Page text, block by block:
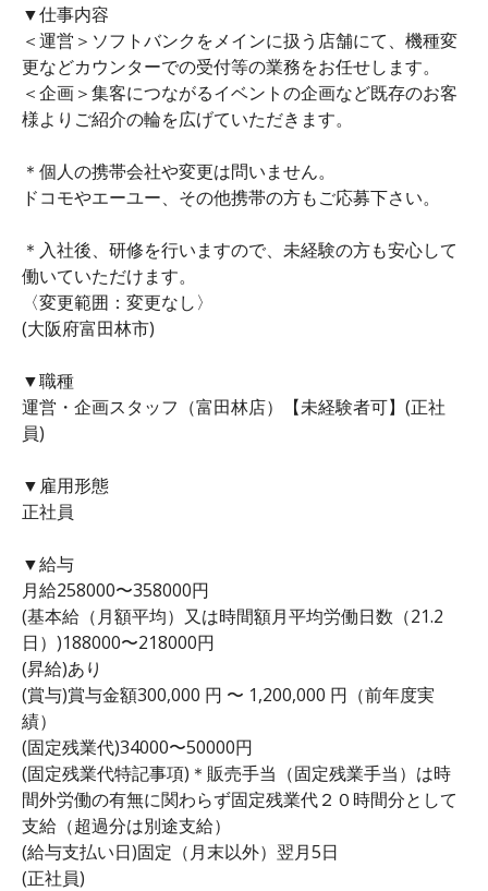
▼仕事内容
＜運営＞ソフトバンクをメインに扱う店舗にて、機種変
更などカウンターでの受付等の業務をお任せします。
＜企画＞集客につながるイベントの企画など既存のお客
様よりご紹介の輪を広げていただきます。
＊個人の携帯会社や変更は問いません。
ドコモやエーユー、その他携帯の方もご応募下さい。
＊入社後、研修を行いますので、未経験の方も安心して
働いていただけます。
〈変更範囲：変更なし〉
(大阪府富田林市)
▼職種
運営・企画スタッフ（富田林店）【未経験者可】(正社
員)
▼雇用形態
正社員
▼給与
月給258000〜358000円
(基本給（月額平均）又は時間額月平均労働日数（21.2
日）)188000〜218000円
(昇給)あり
(賞与)賞与金額300,000 円 〜 1,200,000 円（前年度実
績）
(固定残業代)34000〜50000円
(固定残業代特記事項)＊販売手当（固定残業手当）は時
間外労働の有無に関わらず固定残業代２０時間分として
支給（超過分は別途支給）
(給与支払い日)固定（月末以外）翌月5日
(正社員)